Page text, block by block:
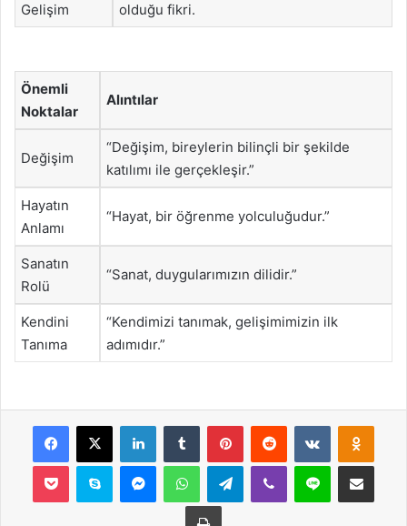
Gelişim
olduğu fikri.
Önemli
Noktalar
Alıntılar
Değişim
“Değişim, bireylerin bilinçli bir şekilde
katılımı ile gerçekleşir.”
Hayatın
Anlamı
“Hayat, bir öğrenme yolculuğudur.”
Sanatın
Rolü
“Sanat, duygularımızın dilidir.”
Kendini
Tanıma
“Kendimizi tanımak, gelişimimizin ilk
adımıdır.”
Facebook
X LinkedInTumblr PinterestReddit VKontakte
Pocket Skype MessengerWhatsAppTelegramViber Line E-Posta ile
Yazdır